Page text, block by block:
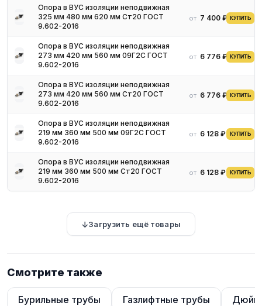
Трубы ВУС (весьма усиленного типа).
Пенополиуретановые (ППУ).
Полимерные (полипропиленовые трубы, полиэтиленовые,
полиамидные, полибутиленовые, поливинилхлоридные).
Преимущества
Устойчивость к неблагоприятному влиянию органических
соединений, гниению.
Устойчивость к механическим повреждениям: удар,
изгиб, излом.
Области применения
Трубы из черных металлов.Черный трубный прокат может
судов, промышленных станков и металлоконструкций.
Трубы из цветных металлов.Цветной трубный прокат очень
популярен из-за своей высокой электропроводности,
Опора в ВУС изоляции неподвижная
325 мм 480 мм 620 мм Ст20 ГОСТ
9.602-2016
от 7 400 ₽ КУПИТЬ
Опора в ВУС изоляции неподвижная
273 мм 420 мм 560 мм 09Г2С ГОСТ
9.602-2016
от 6 776 ₽ КУПИТЬ
Опора в ВУС изоляции неподвижная
273 мм 420 мм 560 мм Ст20 ГОСТ
9.602-2016
от 6 776 ₽ КУПИТЬ
Опора в ВУС изоляции неподвижная
219 мм 360 мм 500 мм 09Г2С ГОСТ
9.602-2016
от 6 128 ₽ КУПИТЬ
Опора в ВУС изоляции неподвижная
219 мм 360 мм 500 мм Ст20 ГОСТ
9.602-2016
от 6 128 ₽ КУПИТЬ
Загрузить ещё товары
Смотрите также
Бурильные трубы Газлифтные трубы